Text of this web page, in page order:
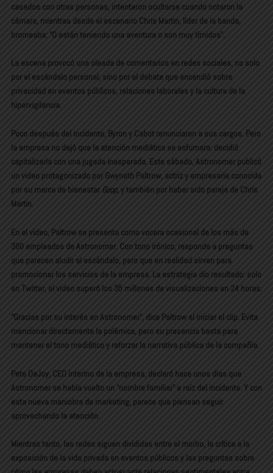
casados con otras personas, intentaron ocultarse cuando notaron la
cámara, mientras desde el escenario Chris Martin, líder de la banda,
bromeaba: “O están teniendo una aventura o son muy tímidos”.
La escena provocó una oleada de comentarios en redes sociales, no solo
por el escándalo personal, sino por el debate que encendió sobre
privacidad en eventos públicos, relaciones laborales y la cultura de la
hipervigilancia.
Poco después del incidente, Byron y Cabot renunciaron a sus cargos. Pero
la empresa no dejó que la atención mediática se esfumara: decidió
capitalizarla con una jugada inesperada. Este sábado, Astronomer publicó
un video protagonizado por Gwyneth Paltrow, actriz y empresaria conocida
por su marca de bienestarGoop, y también por haber sido pareja de Chris
Martin.
En el video, Paltrow se presenta como vocera ocasional de los más de
300 empleados de Astronomer. Con tono irónico, responde a preguntas
que parecen aludir al escándalo, pero que en realidad sirven para
promocionar los servicios de la empresa. La estrategia dio resultado: solo
en Twitter, el video superó los 35 millones de visualizaciones en 24 horas.
“Gracias por su interés en Astronomer”, dice Paltrow al iniciar el clip. Evita
mencionar directamente la polémica, pero su presencia basta para
mantener el tono mediático y reforzar la narrativa pública de la compañía.
Pete DeJoy, CEO interino de la empresa, declaró hace unos días que
Astronomer se había vuelto un “nombre familiar” a raíz del incidente. Y con
esta nueva maniobra de marketing, parece que piensan seguir
aprovechando la atención.
Mientras tanto, las redes siguen divididas entre el morbo, la crítica a la
exposición de la vida privada en eventos públicos y las preguntas sobre